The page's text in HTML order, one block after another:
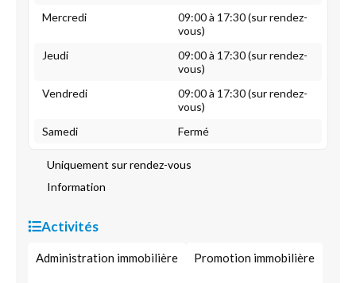
Mercredi
09:00 à 17:30 (sur rendez-
vous)
Jeudi
09:00 à 17:30 (sur rendez-
vous)
Vendredi
09:00 à 17:30 (sur rendez-
vous)
Samedi
Fermé
Uniquement sur rendez-vous
Information
Activités
Administration immobilière Promotion immobilière